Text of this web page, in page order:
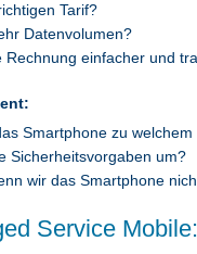
Tarif?
Datenvolumen?
Rechnung einfacher und
Smartphone zu
Sicherheitsvorgaben um?
wir das Smartphone
Service